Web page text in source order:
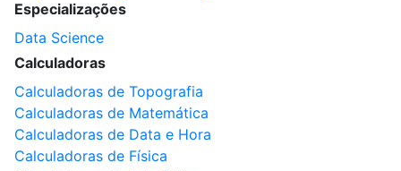
Especializações
Data Science
Calculadoras
Calculadoras de Topografia
Calculadoras de Matemática
Calculadoras de Data e Hora
Calculadoras de Física